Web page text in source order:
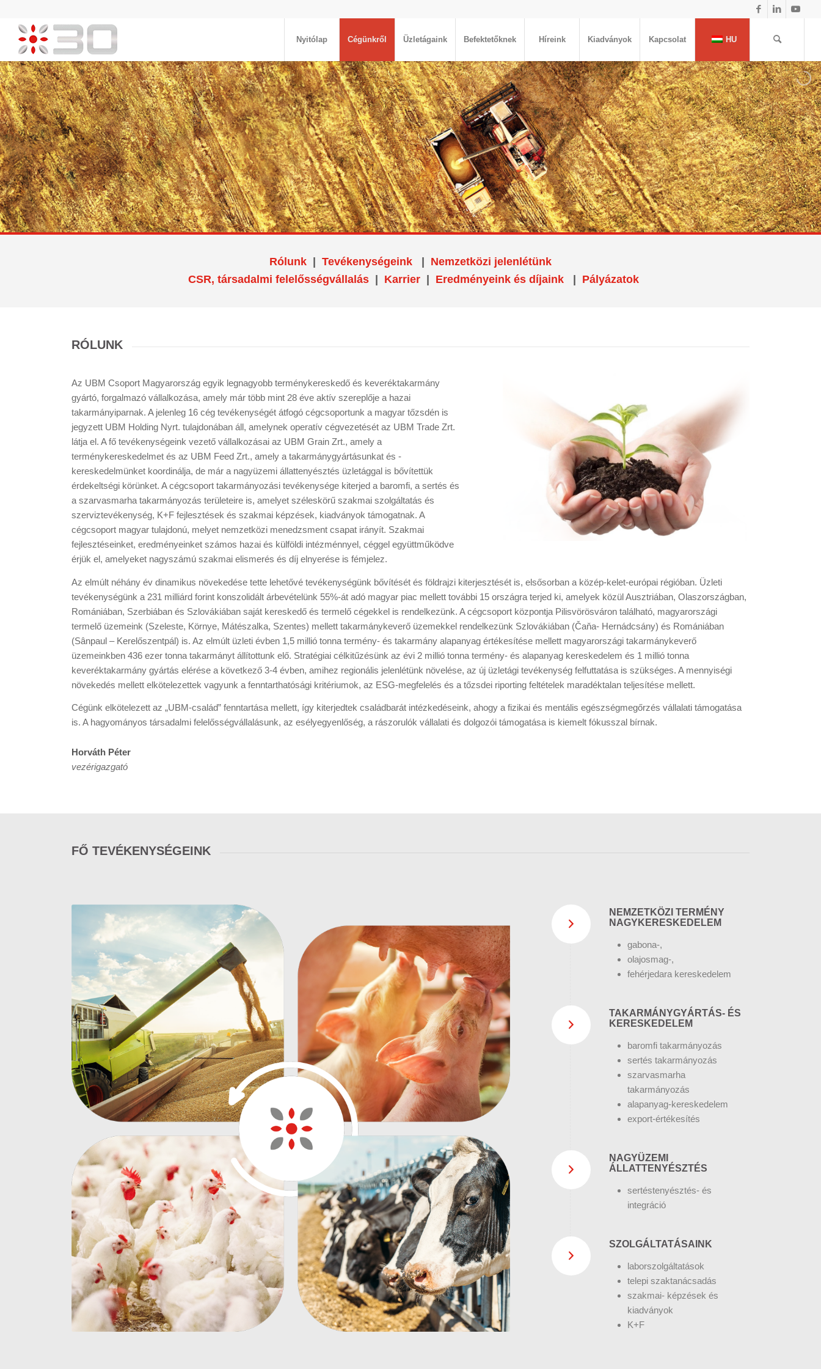
Nyitólap Cégünkről Üzletágaink Befektetőknek Híreink Kiadványok Kapcsolat HU
Rólunk| Tevékenységeink| Nemzetközi jelenlétünk
CSR, társadalmi felelősségvállalás
Karrier| Eredményeink és díjaink| Pályázatok
RÓLUNK
Az UBM Csoport Magyarország egyik legnagyobb terménykereskedő és keveréktakarmány
gyártó, forgalmazó vállalkozása, amely már több mint 28 éve aktív szereplője a hazai
takarmányiparnak. A jelenleg 16 cég tevékenységét átfogó cégcsoportunk a magyar tőzsdén is
jegyzett UBM Holding Nyrt. tulajdonában áll, amelynek operatív cégvezetését az UBM Trade Zrt.
látja el. A fő tevékenységeink vezető vállalkozásai az UBM Grain Zrt., amely a
terménykereskedelmet és az UBM Feed Zrt., amely a takarmánygyártásunkat és -
kereskedelmünket koordinálja, de már a nagyüzemi állattenyésztés üzletággal is bővítettük
érdekeltségi körünket. A cégcsoport takarmányozási tevékenysége kiterjed a baromfi, a sertés és
a szarvasmarha takarmányozás területeire is, amelyet széleskörű szakmai szolgáltatás és
szerviztevékenység, K+F fejlesztések és szakmai képzések, kiadványok támogatnak. A
cégcsoport magyar tulajdonú, melyet nemzetközi menedzsment csapat irányít. Szakmai
fejlesztéseinket, eredményeinket számos hazai és külföldi intézménnyel, céggel együttműködve
érjük el, amelyeket nagyszámú szakmai elismerés és díj elnyerése is fémjelez.
Az elmúlt néhány év dinamikus növekedése tette lehetővé tevékenységünk bővítését és földrajzi kiterjesztését is, elsősorban a közép-kelet-európai régióban. Üzleti
tevékenységünk a 231 milliárd forint konszolidált árbevételünk 55%-át adó magyar piac mellett további 15 országra terjed ki, amelyek közül Ausztriában, Olaszországban,
Romániában, Szerbiában és Szlovákiában saját kereskedő és termelő cégekkel is rendelkezünk. A cégcsoport központja Pilisvörösváron található, magyarországi
termelő üzemeink (Szeleste, Környe, Mátészalka, Szentes) mellett takarmánykeverő üzemekkel rendelkezünk Szlovákiában (Čaňa- Hernádcsány) és Romániában
(Sânpaul – Kerelőszentpál) is. Az elmúlt üzleti évben 1,5 millió tonna termény- és takarmány alapanyag értékesítése mellett magyarországi takarmánykeverő
üzemeinkben 436 ezer tonna takarmányt állítottunk elő. Stratégiai célkitűzésünk az évi 2 millió tonna termény- és alapanyag kereskedelem és 1 millió tonna
keveréktakarmány gyártás elérése a következő 3-4 évben, amihez regionális jelenlétünk növelése, az új üzletági tevékenység felfuttatása is szükséges. A mennyiségi
növekedés mellett elkötelezettek vagyunk a fenntarthatósági kritériumok, az ESG-megfelelés és a tőzsdei riporting feltételek maradéktalan teljesítése mellett.
Cégünk elkötelezett az „UBM-család” fenntartása mellett, így kiterjedtek családbarát intézkedéseink, ahogy a fizikai és mentális egészségmegőrzés vállalati támogatása
is. A hagyományos társadalmi felelősségvállalásunk, az esélyegyenlőség, a rászorulók vállalati és dolgozói támogatása is kiemelt fókusszal bírnak.
Horváth Péter
vezérigazgató
FŐ TEVÉKENYSÉGEINK
NEMZETKÖZI TERMÉNY
NAGYKERESKEDELEM
gabona-,
olajosmag-,
fehérjedara kereskedelem
TAKARMÁNYGYÁRTÁS- ÉS
KERESKEDELEM
baromfi takarmányozás
sertés takarmányozás
szarvasmarha
takarmányozás
alapanyag-kereskedelem
export-értékesítés
NAGYÜZEMI
ÁLLATTENYÉSZTÉS
sertéstenyésztés- és
integráció
SZOLGÁLTATÁSAINK
laborszolgáltatások
telepi szaktanácsadás
szakmai- képzések és
kiadványok
K+F